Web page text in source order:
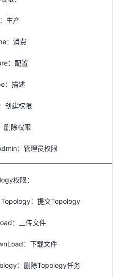
：生产
：消费
：配置
：描述
创建权限
删除权限
：管理员权限
权限：
：提交Topology
：上传文件
：下载文件
：删除Topology任务